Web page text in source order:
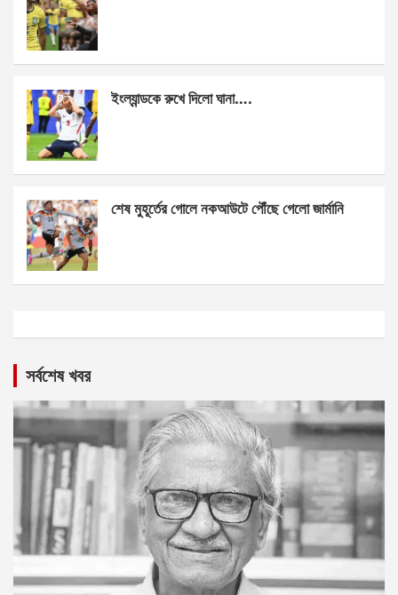
ইংল্যান্ডকে রুখে দিলো ঘানা….
শেষ মুহূর্তের গোলে নকআউটে পৌঁছে গেলো জার্মানি
সর্বশেষ খবর